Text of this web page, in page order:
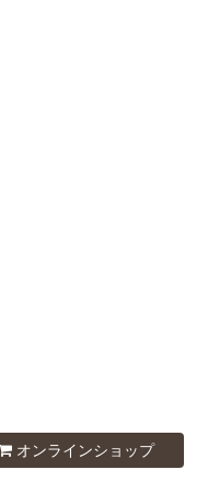
オンラインショップ